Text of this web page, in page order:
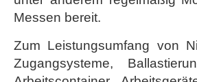
Messen bereit.
Zum Leistungsumfang von
Zugangsysteme,